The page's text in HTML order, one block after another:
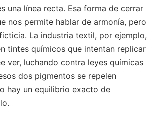
una línea recta. Esa forma de cerrar
nos permite hablar de armonía, pero
La industria textil, por ejemplo,
tintes químicos que intentan replicar
ver, luchando contra leyes químicas
dos pigmentos se repelen
hay un equilibrio exacto de